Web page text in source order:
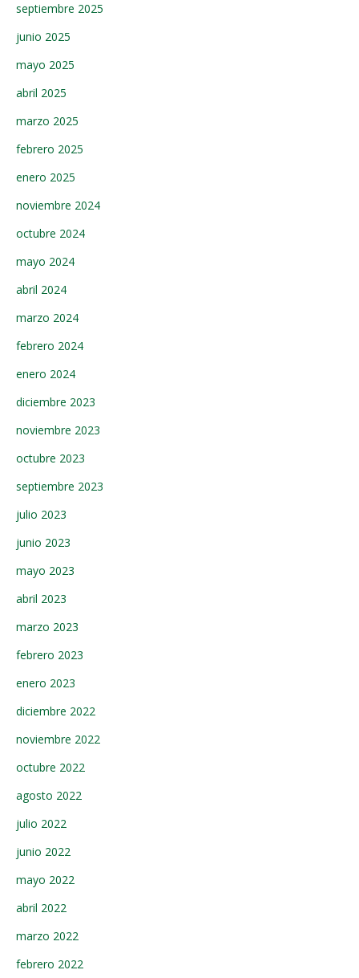
septiembre 2025
junio 2025
mayo 2025
abril 2025
marzo 2025
febrero 2025
enero 2025
noviembre 2024
octubre 2024
mayo 2024
abril 2024
marzo 2024
febrero 2024
enero 2024
diciembre 2023
noviembre 2023
octubre 2023
septiembre 2023
julio 2023
junio 2023
mayo 2023
abril 2023
marzo 2023
febrero 2023
enero 2023
diciembre 2022
noviembre 2022
octubre 2022
agosto 2022
julio 2022
junio 2022
mayo 2022
abril 2022
marzo 2022
febrero 2022